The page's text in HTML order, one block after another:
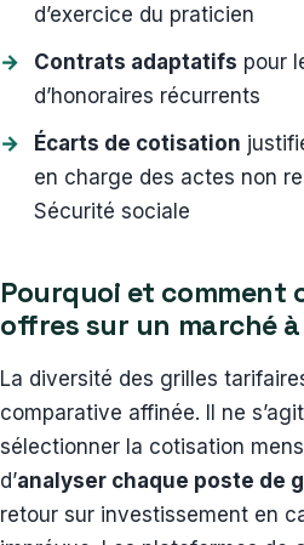
d’exercice du praticien
Contrats adaptatifs pour
d’honoraires récurrents
Écarts de cotisation
en charge des actes non
Sécurité sociale
Pourquoi et comment
offres sur un marché
La diversité des grilles
comparative affinée. Il ne
sélectionner la cotisation
d’analyser chaque poste de
retour sur investissement en